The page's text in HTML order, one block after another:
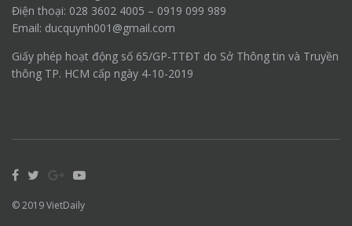
Điện thoại: 028 3602 4005 – 0919 099 989
Email: ducquynh001@gmail.com
Giấy phép hoạt động số 65/GP-TTĐT do Sở Thông tin và Truyền
thông TP. HCM cấp ngày 4-10-2019
© 2019VietDaily